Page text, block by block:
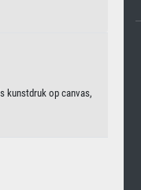
kunstdruk op canvas,